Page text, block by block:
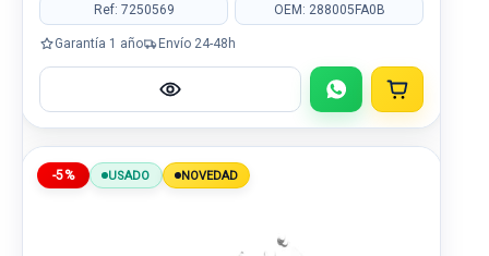
Ref: 7250569 OEM: 288005FA0B
Garantía 1 año Envío 24-48h
-5% USADO NOVEDAD